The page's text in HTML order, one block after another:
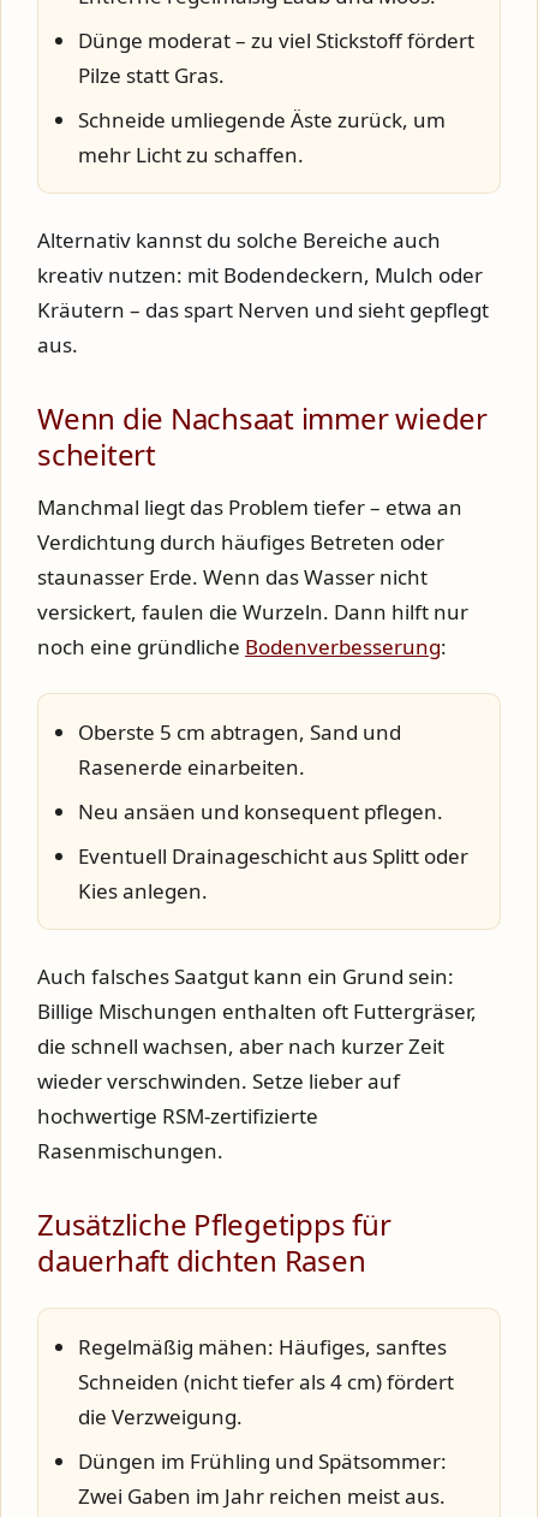
Dünge moderat – zu viel Stickstoff fördert
Pilze statt Gras.
Schneide umliegende Äste zurück, um
mehr Licht zu schaffen.
Alternativ kannst du solche Bereiche auch
kreativ nutzen: mit Bodendeckern, Mulch oder
Kräutern – das spart Nerven und sieht gepflegt
aus.
Wenn die Nachsaat immer wieder
scheitert
Manchmal liegt das Problem tiefer – etwa an
Verdichtung durch häufiges Betreten oder
staunasser Erde. Wenn das Wasser nicht
versickert, faulen die Wurzeln. Dann hilft nur
noch eine gründliche Bodenverbesserung:
Oberste 5 cm abtragen, Sand und
Rasenerde einarbeiten.
Neu ansäen und konsequent pflegen.
Eventuell Drainageschicht aus Splitt oder
Kies anlegen.
Auch falsches Saatgut kann ein Grund sein:
Billige Mischungen enthalten oft Futtergräser,
die schnell wachsen, aber nach kurzer Zeit
wieder verschwinden. Setze lieber auf
hochwertige RSM-zertifizierte
Rasenmischungen.
Zusätzliche Pflegetipps für
dauerhaft dichten Rasen
Regelmäßig mähen: Häufiges, sanftes
Schneiden (nicht tiefer als 4 cm) fördert
die Verzweigung.
Düngen im Frühling und Spätsommer:
Zwei Gaben im Jahr reichen meist aus.